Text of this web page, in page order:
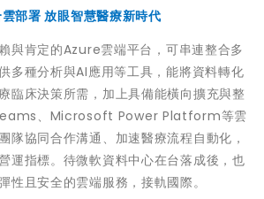
部署 放眼智慧醫療新時代
與肯定的Azure雲端平台，可串連整合多
多種分析與AI應用等工具，能將資料轉化
臨床決策所需，加上具備能橫向擴充與整
、Microsoft Power Platform等雲
隊協同合作溝通、加速醫療流程自動化，
運指標。待微軟資料中心在台落成後，也
性且安全的雲端服務，接軌國際。